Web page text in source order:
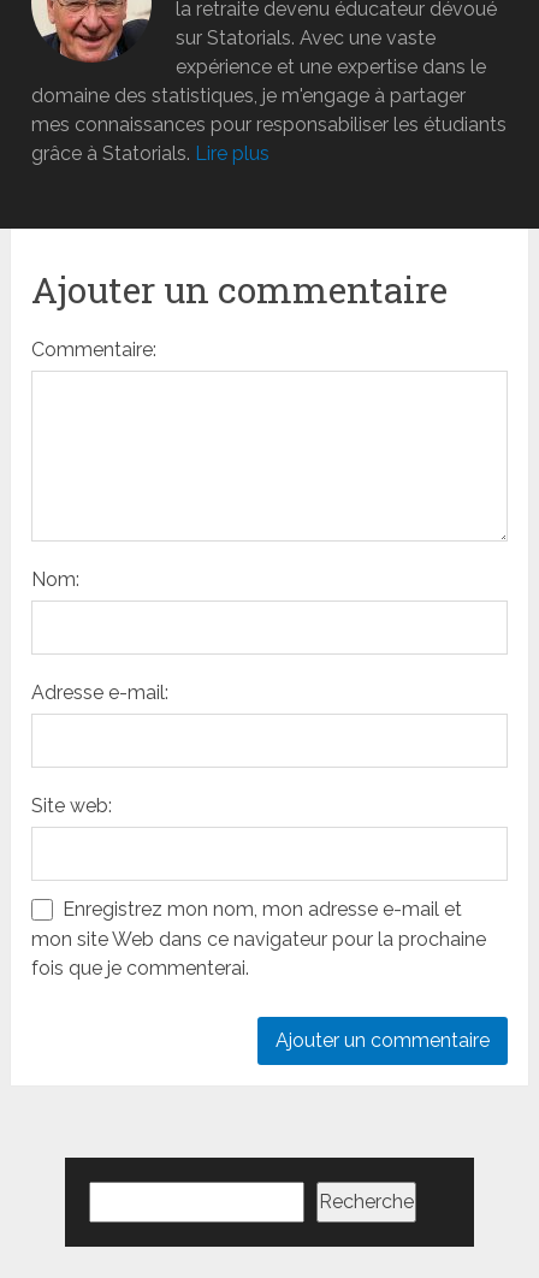
la retraite devenu éducateur dévoué
sur Statorials. Avec une vaste
expérience et une expertise dans le
domaine des statistiques, je m'engage à partager
mes connaissances pour responsabiliser les étudiants
grâce à Statorials. Lire plus
Ajouter un commentaire
Commentaire:
Nom:
Adresse e-mail:
Site web:
Enregistrez mon nom, mon adresse e-mail et
mon site Web dans ce navigateur pour la prochaine
fois que je commenterai.
Recherche